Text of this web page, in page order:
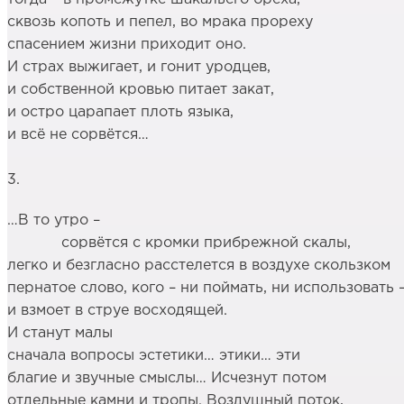
сквозь копоть и пепел, во мрака прореху
спасением жизни приходит оно.
И страх выжигает, и гонит уродцев,
и собственной кровью питает закат,
и остро царапает плоть языка,
и всё не сорвётся…
3.
…В то утро –
сорвётся с кромки прибрежной скалы,
легко и безгласно расстелется в воздухе скользком
пернатое слово, кого – ни поймать, ни использовать
и взмоет в струе восходящей.
И станут малы
сначала вопросы эстетики… этики… эти
благие и звучные смыслы… Исчезнут потом
отдельные камни и тропы. Воздушный поток,